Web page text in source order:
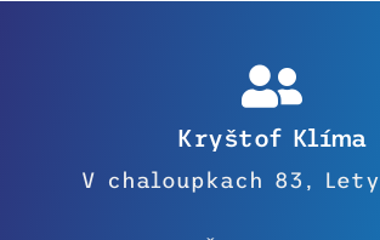
Kryštof Klíma
V chaloupkach 83,